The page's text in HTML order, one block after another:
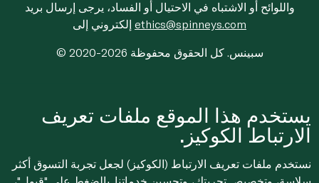
واللوائح أو الاشتباه في الاحتيال أو الفساد، يرجى إرسال بريد
ethics@spinneys.com
© 2020-2026 سبينس. كل الحقوق محفوظة
يستخدم هذا الموقع ملفات تعريف
الارتباط الكوكيز.
نستخدم ملفات تعريف الارتباط (الكوكيز) لجعل تجربة التسوق أكثر